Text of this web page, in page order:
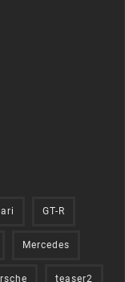
GT-R
Mercedes
teaser2